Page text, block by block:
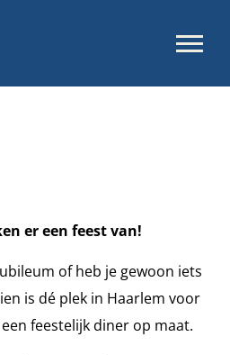
er een feest van!
of heb je gewoon iets
is dé plek in Haarlem voor
feestelijk diner op maat.